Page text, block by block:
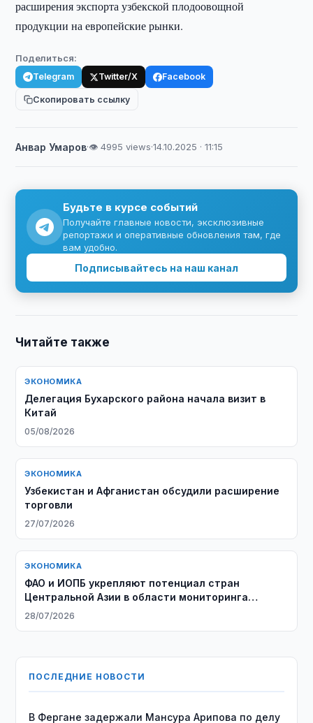
расширения экспорта узбекской плодоовощной
продукции на европейские рынки.
Поделиться:
Telegram Twitter/X Facebook
Скопировать ссылку
Анвар Умаров·👁 4995 views·14.10.2025 · 11:15
Будьте в курсе событий
Получайте главные новости, эксклюзивные
репортажи и оперативные обновления там, где
вам удобно.
Подписывайтесь на наш канал
Читайте также
ЭКОНОМИКА
Делегация Бухарского района начала визит в
Китай
05/08/2026
ЭКОНОМИКА
Узбекистан и Афганистан обсудили расширение
торговли
27/07/2026
ЭКОНОМИКА
ФАО и ИОПБ укрепляют потенциал стран
Центральной Азии в области мониторинга
саранчовых
28/07/2026
ПОСЛЕДНИЕ НОВОСТИ
В Фергане задержали Мансура Арипова по делу